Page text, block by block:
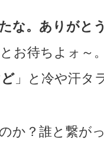
な。ありがと
お待ちよォ～。
」と冷や汗タ
か？誰と繋が